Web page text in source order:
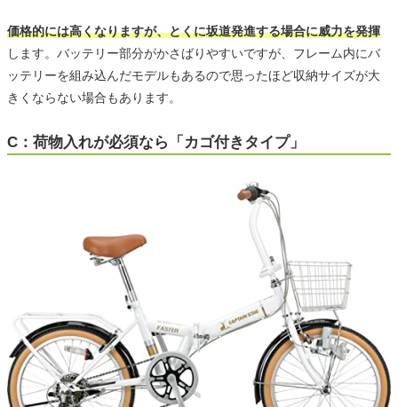
価格的には高くなりますが、とくに坂道発進する場合に威力を発揮
します。バッテリー部分がかさばりやすいですが、フレーム内にバ
ッテリーを組み込んだモデルもあるので思ったほど収納サイズが大
きくならない場合もあります。
C：荷物入れが必須なら「カゴ付きタイプ」